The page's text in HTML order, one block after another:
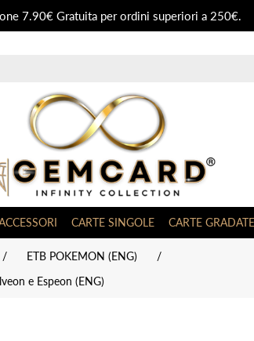
7.90€ Gratuita per ordini superiori a 250€.
CARTE SINGOLE CARTE GRADATE
/ ETB POKEMON (ENG)
/
e Espeon (ENG)